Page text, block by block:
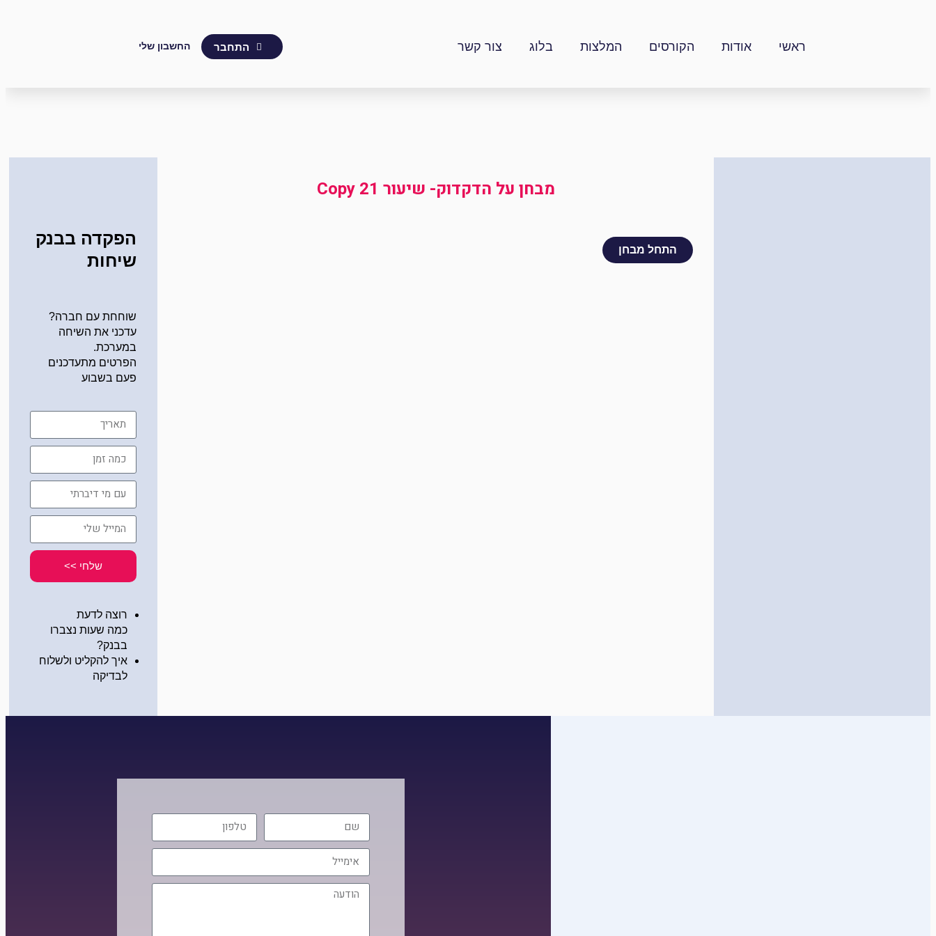
ראשי אודות הקורסים המלצות בלוג צור קשר התחבר החשבון שלי
מבחן על הדקדוק- שיעור 21 Copy
הפקדה בבנק
שיחות
שוחחת עם חברה?
עדכני את השיחה
במערכת.
הפרטים מתעדכנים
פעם בשבוע
תאריך
כמה
זמן
עם
דיברתי
המייל
שלי
שלחי >>
רוצה לדעת
כמה שעות נצברו
בבנק?
איך להקליט ולשלוח
לבדיקה
שם טלפון
אימייל
הודעה